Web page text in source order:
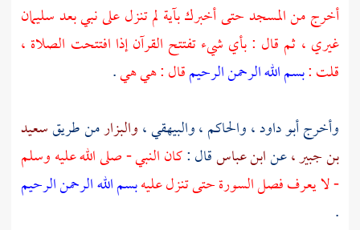
أخرج من المسجد حتى أخبرك بآية لم تنزل على نبي بعد سليمان
غيري ، ثم قال : بأي شيء تفتتح القرآن إذا افتتحت الصلاة ،
قلت :بسم الله الرحمن الرحيمقال : هي هي.
وأخرجأبو داود،والحاكم،والبيهقي،والبزارمن طريقسعيد
بن جبير ،عنابن عباسقال :كان النبي - صلى الله عليه وسلم
- لا يعرف فصل السورة حتى تنزل عليهبسم الله الرحمن الرحيم
.